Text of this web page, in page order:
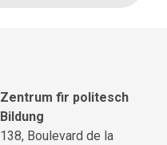
Zentrum fir politesch
Bildung
138, Boulevard de la